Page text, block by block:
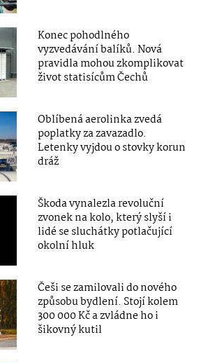
Konec pohodlného
vyzvedávání balíků. Nová
pravidla mohou zkomplikovat
život statisícům Čechů
Oblíbená aerolinka zvedá
poplatky za zavazadlo.
Letenky vyjdou o stovky korun
dráž
Škoda vynalezla revoluční
zvonek na kolo, který slyší i
lidé se sluchátky potlačující
okolní hluk
Češi se zamilovali do nového
způsobu bydlení. Stojí kolem
300 000 Kč a zvládne ho i
šikovný kutil